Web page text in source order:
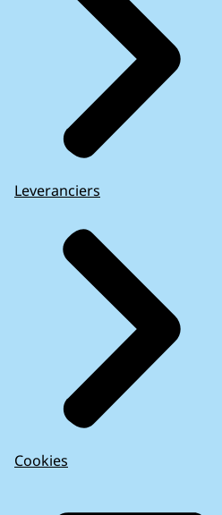
Leveranciers
Cookies